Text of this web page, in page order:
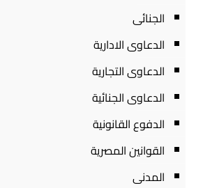
الجنائى
الدعاوى الادارية
الدعاوى التجارية
الدعاوى الجنائية
الدفوع القانونية
القوانين المصرية
المدنى